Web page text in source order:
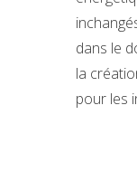
dans le
la
pour les